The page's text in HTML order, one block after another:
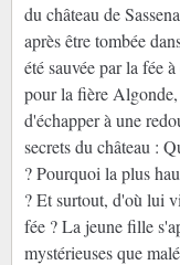
du château de
après être tombée
été sauvée par la fée
pour la fière
d'échapper à une
secrets du château :
? Pourquoi la plus
? Et surtout, d'où lui
fée ? La jeune fille
mystérieuses que